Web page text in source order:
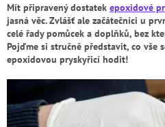
Mít připravený dostatek epoxidové
jasná věc. Zvlášť ale začátečníci u
celé řady pomůcek a doplňků, bez
Pojďme si stručně představit, co vše
epoxidovou pryskyřicí hodit!